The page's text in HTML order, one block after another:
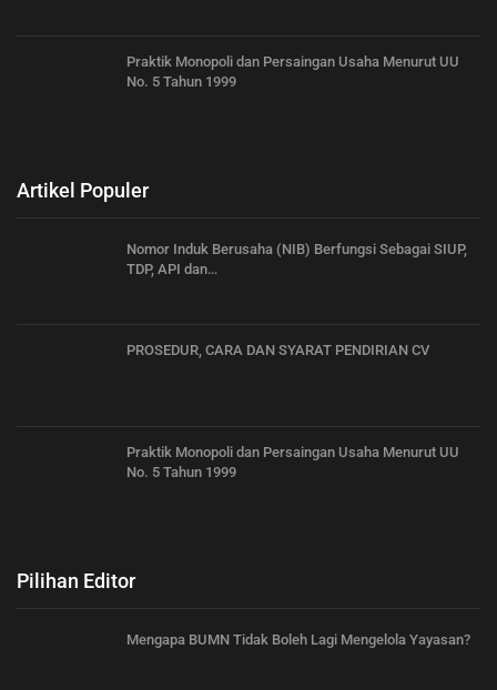
Praktik Monopoli dan Persaingan Usaha Menurut UU
No. 5 Tahun 1999
Artikel Populer
Nomor Induk Berusaha (NIB) Berfungsi Sebagai SIUP,
TDP, API dan…
PROSEDUR, CARA DAN SYARAT PENDIRIAN CV
Praktik Monopoli dan Persaingan Usaha Menurut UU
No. 5 Tahun 1999
Pilihan Editor
Mengapa BUMN Tidak Boleh Lagi Mengelola Yayasan?